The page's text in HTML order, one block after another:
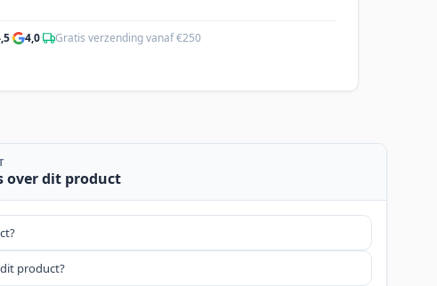
· 4,0· Gratis verzending vanaf €250
over dit product
product?